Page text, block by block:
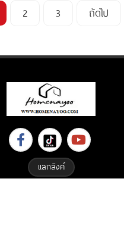
2 3 ถัดไป
แลกลิงค์